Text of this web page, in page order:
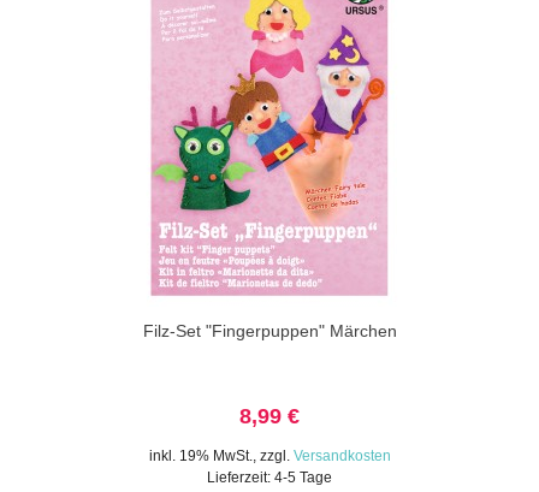
Filz-Set "Fingerpuppen" Märchen
8,99 €
inkl. 19% MwSt., zzgl. Versandkosten
Lieferzeit: 4-5 Tage